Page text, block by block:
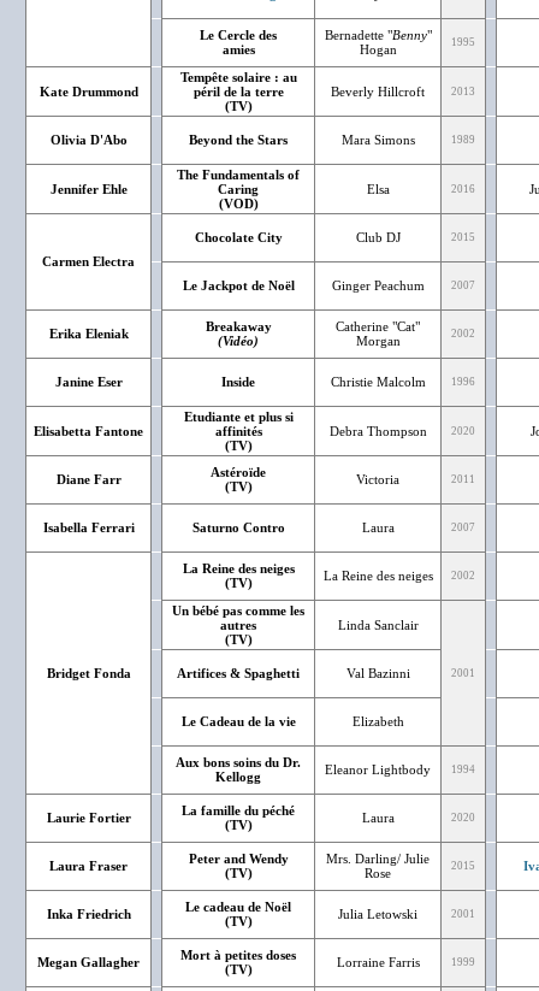
Le Cercle des
amies
Bernadette "Benny"
Hogan
1995
Kate Drummond
Tempête solaire : au
péril de la terre
(TV)
Beverly Hillcroft 2013
Olivia D'Abo Beyond the Stars Mara Simons 1989
Jennifer Ehle
The Fundamentals of
Caring
(VOD)
Elsa 2016
Carmen Electra
Chocolate City Club DJ 2015
Le Jackpot de Noël Ginger Peachum 2007
Erika Eleniak
Breakaway
(Vidéo)
Catherine "Cat"
Morgan
2002
Janine Eser Inside Christie Malcolm 1996
Elisabetta Fantone
Etudiante et plus si
affinités
(TV)
Debra Thompson 2020
Diane Farr
Astéroïde
(TV)
Victoria 2011
Isabella Ferrari Saturno Contro Laura 2007
Bridget Fonda
La Reine des neiges
(TV)
La Reine des neiges 2002
Un bébé pas comme les
autres
(TV)
Linda Sanclair
2001
Artifices & Spaghetti Val Bazinni
Le Cadeau de la vie Elizabeth
Aux bons soins du Dr.
Kellogg
Eleanor Lightbody 1994
Laurie Fortier
La famille du péché
(TV)
Laura 2020
Laura Fraser
Peter and Wendy
(TV)
Mrs. Darling/ Julie
Rose
2015
Inka Friedrich
Le cadeau de Noël
(TV)
Julia Letowski 2001
Megan Gallagher
Mort à petites doses
(TV)
Lorraine Farris 1999